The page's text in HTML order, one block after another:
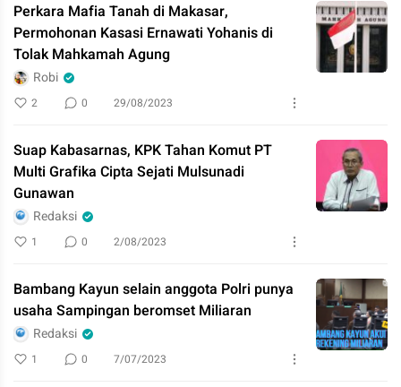
Perkara Mafia Tanah di Makasar,
Permohonan Kasasi Ernawati Yohanis di
Tolak Mahkamah Agung
Robi
2 0 29/08/2023
Suap Kabasarnas, KPK Tahan Komut PT
Multi Grafika Cipta Sejati Mulsunadi
Gunawan
Redaksi
1 0 2/08/2023
Bambang Kayun selain anggota Polri punya
usaha Sampingan beromset Miliaran
Redaksi
1 0 7/07/2023